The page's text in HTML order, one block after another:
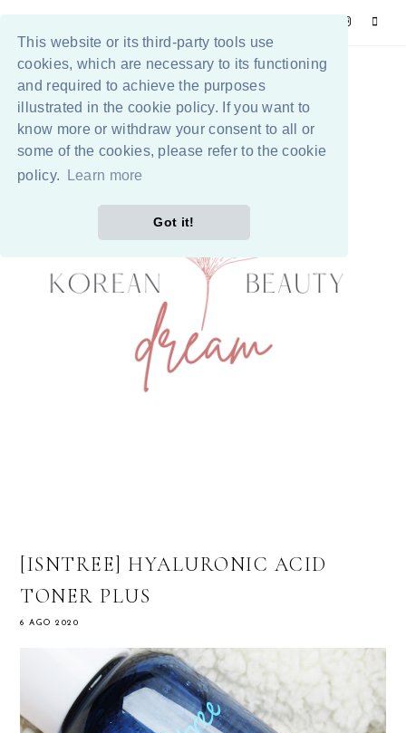
This website or its third-party tools use
cookies, which are necessary to its functioning
and required to achieve the purposes
illustrated in the cookie policy. If you want to
know more or withdraw your consent to all or
some of the cookies, please refer to the cookie
policy.
Learn more
Got it!
[ISNTREE] HYALURONIC ACID
TONER PLUS
6 AGO 2020